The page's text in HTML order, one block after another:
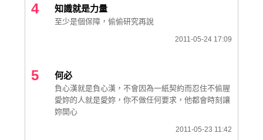
4 知識就是力量
至少是個保障，偷偷研究再說
2011-05-24 17:09
5 何必
負心漢就是負心漢，不會因為一紙契約而忍住不偷腥
愛妳的人就是愛妳，你不做任何要求，他都會時刻讓
妳開心
2011-05-23 11:42